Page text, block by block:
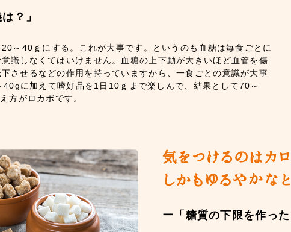
？」
～40ｇにする。これが大事です。というのも血糖は毎食ごとに
意識しなくてはいけません。血糖の上下動が大きいほど血管を傷
させるなどの作用を持っていますから、一食ごとの意識が大事
に加えて嗜好品を1日10ｇまで楽しんで、結果として70～
方がロカボです。
ー「糖質の下限を作った